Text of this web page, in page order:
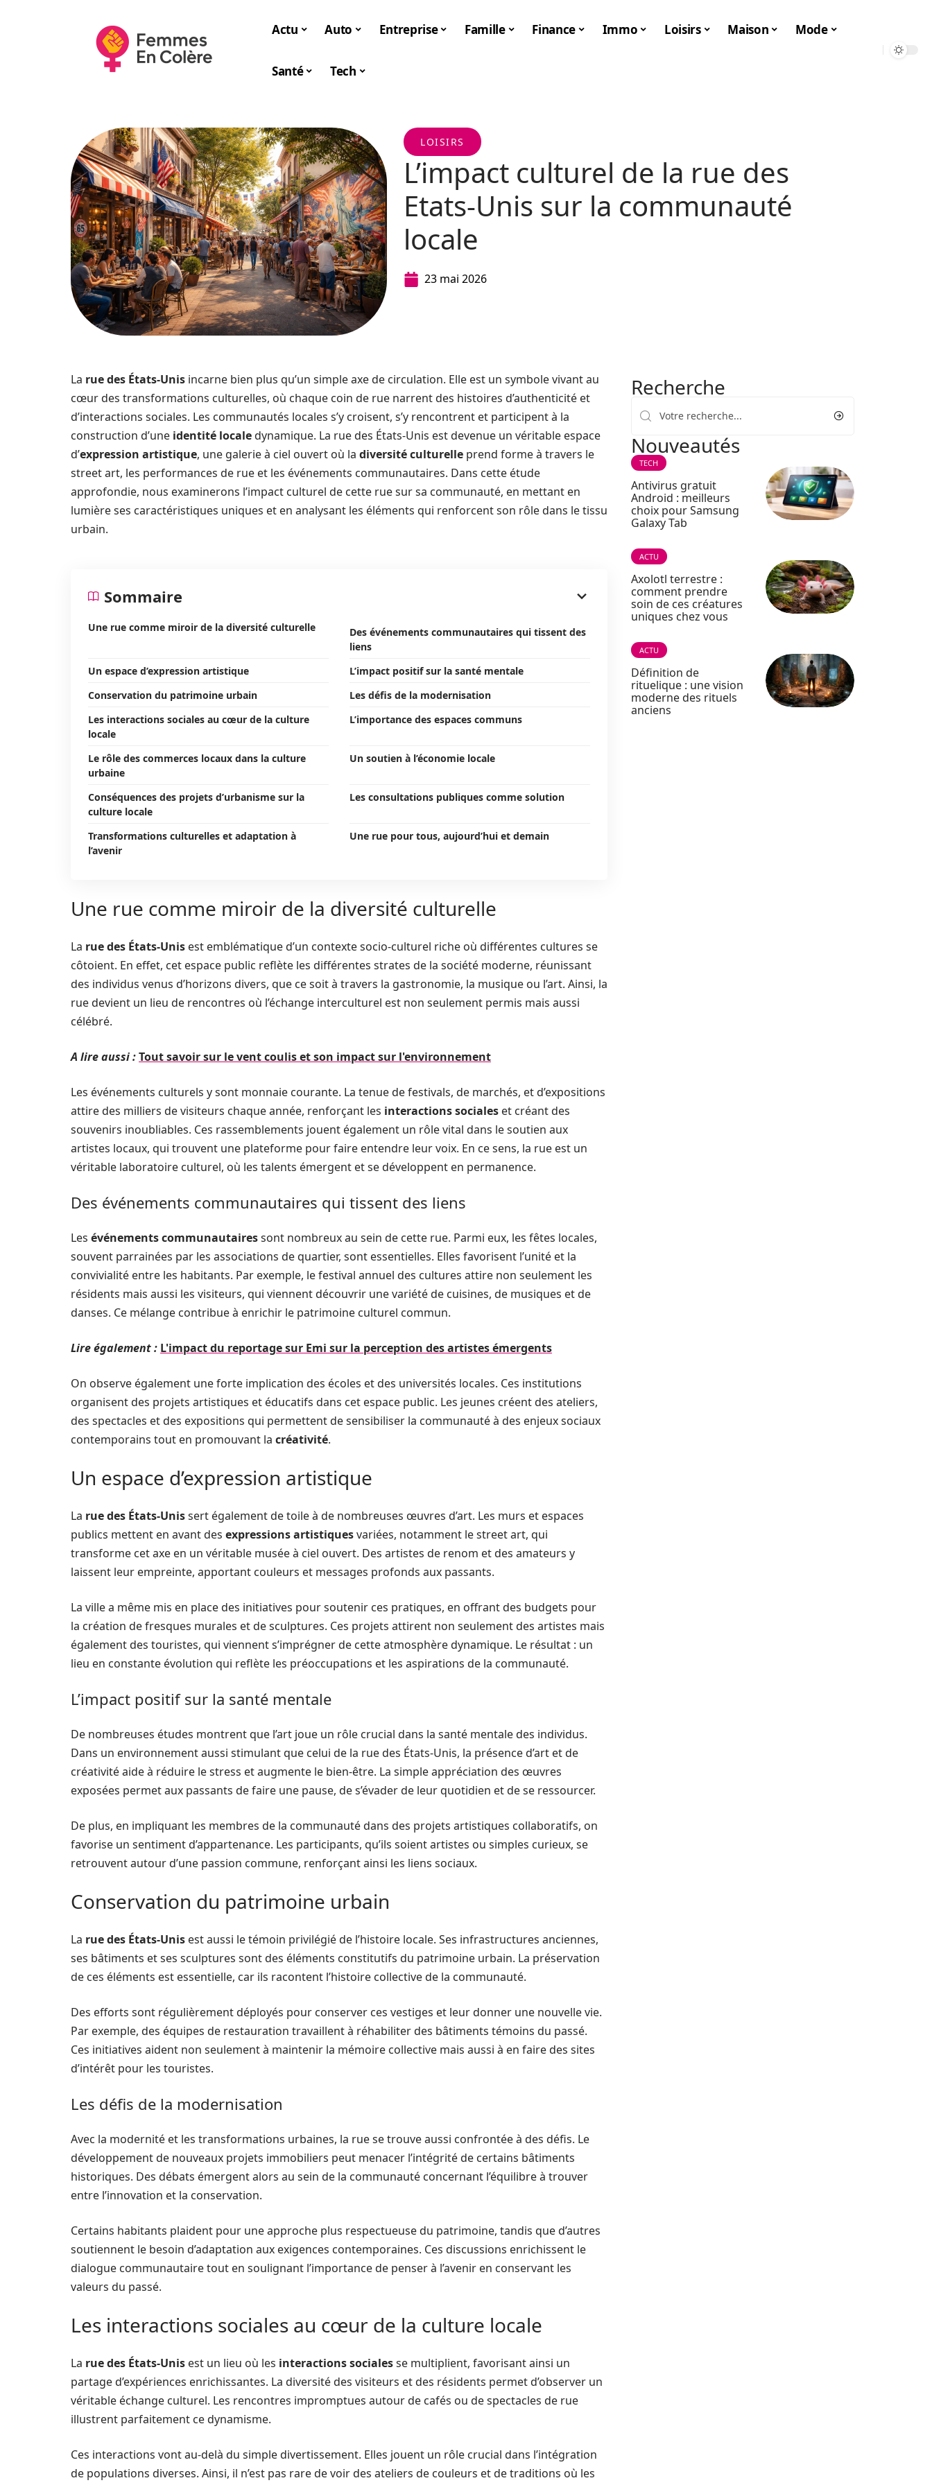
Actu Auto Entreprise Famille Finance Immo Loisirs Maison Mode
Santé Tech
LOISIRS
L’impact culturel de la rue des
Etats-Unis sur la communauté
locale
23 mai 2026
La rue des États-Unis incarne bien plus qu’un simple axe de circulation. Elle est un symbole vivant au
cœur des transformations culturelles, où chaque coin de rue narrent des histoires d’authenticité et
d’interactions sociales. Les communautés locales s’y croisent, s’y rencontrent et participent à la
construction d’une identité localedynamique. La rue des États-Unis est devenue un véritable espace
d’expression artistique, une galerie à ciel ouvert où la diversité culturelle prend forme à travers le
street art, les performances de rue et les événements communautaires. Dans cette étude
approfondie, nous examinerons l’impact culturel de cette rue sur sa communauté, en mettant en
lumière ses caractéristiques uniques et en analysant les éléments qui renforcent son rôle dans le tissu
urbain.
Sommaire
Une rue comme miroir de la diversité culturelle
Des événements communautaires qui tissent des
liens
Un espace d’expression artistique
L’impact positif sur la santé mentale
Conservation du patrimoine urbain
Les défis de la modernisation
Les interactions sociales au cœur de la culture
locale
L’importance des espaces communs
Le rôle des commerces locaux dans la culture
urbaine
Un soutien à l’économie locale
Conséquences des projets d’urbanisme sur la
culture locale
Les consultations publiques comme solution
Transformations culturelles et adaptation à
l’avenir
Une rue pour tous, aujourd’hui et demain
Une rue comme miroir de la diversité culturelle
La rue des États-Unis est emblématique d’un contexte socio-culturel riche où différentes cultures se
côtoient. En effet, cet espace public reflète les différentes strates de la société moderne, réunissant
des individus venus d’horizons divers, que ce soit à travers la gastronomie, la musique ou l’art. Ainsi, la
rue devient un lieu de rencontres où l’échange interculturel est non seulement permis mais aussi
célébré.
A lire aussi :Tout savoir sur le vent coulis et son impact sur l'environnement
Les événements culturels y sont monnaie courante. La tenue de festivals, de marchés, et d’expositions
attire des milliers de visiteurs chaque année, renforçant les interactions sociales et créant des
souvenirs inoubliables. Ces rassemblements jouent également un rôle vital dans le soutien aux
artistes locaux, qui trouvent une plateforme pour faire entendre leur voix. En ce sens, la rue est un
véritable laboratoire culturel, où les talents émergent et se développent en permanence.
Des événements communautaires qui tissent des liens
Les événements communautairessont nombreux au sein de cette rue. Parmi eux, les fêtes locales,
souvent parrainées par les associations de quartier, sont essentielles. Elles favorisent l’unité et la
convivialité entre les habitants. Par exemple, le festival annuel des cultures attire non seulement les
résidents mais aussi les visiteurs, qui viennent découvrir une variété de cuisines, de musiques et de
danses. Ce mélange contribue à enrichir le patrimoine culturel commun.
Lire également : L'impact du reportage sur Emi sur la perception des artistes émergents
On observe également une forte implication des écoles et des universités locales. Ces institutions
organisent des projets artistiques et éducatifs dans cet espace public. Les jeunes créent des ateliers,
des spectacles et des expositions qui permettent de sensibiliser la communauté à des enjeux sociaux
contemporains tout en promouvant la créativité.
Un espace d’expression artistique
La rue des États-Unissert également de toile à de nombreuses œuvres d’art. Les murs et espaces
publics mettent en avant des expressions artistiquesvariées, notamment le street art, qui
transforme cet axe en un véritable musée à ciel ouvert. Des artistes de renom et des amateurs y
laissent leur empreinte, apportant couleurs et messages profonds aux passants.
La ville a même mis en place des initiatives pour soutenir ces pratiques, en offrant des budgets pour
la création de fresques murales et de sculptures. Ces projets attirent non seulement des artistes mais
également des touristes, qui viennent s’imprégner de cette atmosphère dynamique. Le résultat : un
lieu en constante évolution qui reflète les préoccupations et les aspirations de la communauté.
L’impact positif sur la santé mentale
De nombreuses études montrent que l’art joue un rôle crucial dans la santé mentale des individus.
Dans un environnement aussi stimulant que celui de la rue des États-Unis, la présence d’art et de
créativité aide à réduire le stress et augmente le bien-être. La simple appréciation des œuvres
exposées permet aux passants de faire une pause, de s’évader de leur quotidien et de se ressourcer.
De plus, en impliquant les membres de la communauté dans des projets artistiques collaboratifs, on
favorise un sentiment d’appartenance. Les participants, qu’ils soient artistes ou simples curieux, se
retrouvent autour d’une passion commune, renforçant ainsi les liens sociaux.
Conservation du patrimoine urbain
La rue des États-Unis est aussi le témoin privilégié de l’histoire locale. Ses infrastructures anciennes,
ses bâtiments et ses sculptures sont des éléments constitutifs du patrimoine urbain. La préservation
de ces éléments est essentielle, car ils racontent l’histoire collective de la communauté.
Des efforts sont régulièrement déployés pour conserver ces vestiges et leur donner une nouvelle vie.
Par exemple, des équipes de restauration travaillent à réhabiliter des bâtiments témoins du passé.
Ces initiatives aident non seulement à maintenir la mémoire collective mais aussi à en faire des sites
d’intérêt pour les touristes.
Les défis de la modernisation
Avec la modernité et les transformations urbaines, la rue se trouve aussi confrontée à des défis. Le
développement de nouveaux projets immobiliers peut menacer l’intégrité de certains bâtiments
historiques. Des débats émergent alors au sein de la communauté concernant l’équilibre à trouver
entre l’innovation et la conservation.
Certains habitants plaident pour une approche plus respectueuse du patrimoine, tandis que d’autres
soutiennent le besoin d’adaptation aux exigences contemporaines. Ces discussions enrichissent le
dialogue communautaire tout en soulignant l’importance de penser à l’avenir en conservant les
valeurs du passé.
Les interactions sociales au cœur de la culture locale
La rue des États-Unis est un lieu où les interactions socialesse multiplient, favorisant ainsi un
partage d’expériences enrichissantes. La diversité des visiteurs et des résidents permet d’observer un
véritable échange culturel. Les rencontres impromptues autour de cafés ou de spectacles de rue
illustrent parfaitement ce dynamisme.
Ces interactions vont au-delà du simple divertissement. Elles jouent un rôle crucial dans l’intégration
de populations diverses. Ainsi, il n’est pas rare de voir des ateliers de couleurs et de traditions où les
Recherche
Nouveautés
TECH
Antivirus gratuit
Android : meilleurs
choix pour Samsung
Galaxy Tab
ACTU
Axolotl terrestre :
comment prendre
soin de ces créatures
uniques chez vous
ACTU
Définition de
rituelique : une vision
moderne des rituels
anciens